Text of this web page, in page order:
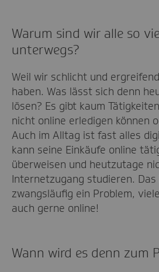
Warum sind wir alle so
unterwegs?
Weil wir schlicht und
haben. Was lässt sich denn
lösen? Es gibt kaum
nicht online erledigen können
Auch im Alltag ist fast alles
kann seine Einkäufe online
überweisen und heutzutage
Internetzugang studieren.
zwangsläufig ein Problem,
auch gerne online!
Wann wird es denn zum